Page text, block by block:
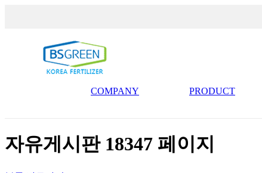
COMPANY PRODUCT
자유게시판 18347 페이지